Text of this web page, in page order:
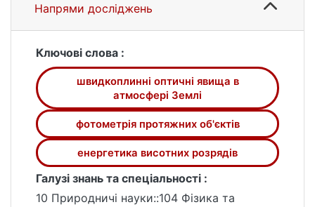
оцінено енергію світіння атмосфери від
Калібровочну криву побудовано за
позафокальними зображеннями Веги. Було
враховано спектр зірки, коефіцієнт
поглинання в атмосфері, характеристики
камери.
Напрями досліджень
Ключові слова :
швидкоплинні оптичні явища в
атмосфері Землі
фотометрія протяжних об'єктів
енергетика висотних розрядів
Галузі знань та спеціальності :
10 Природничі науки::104 Фізика та